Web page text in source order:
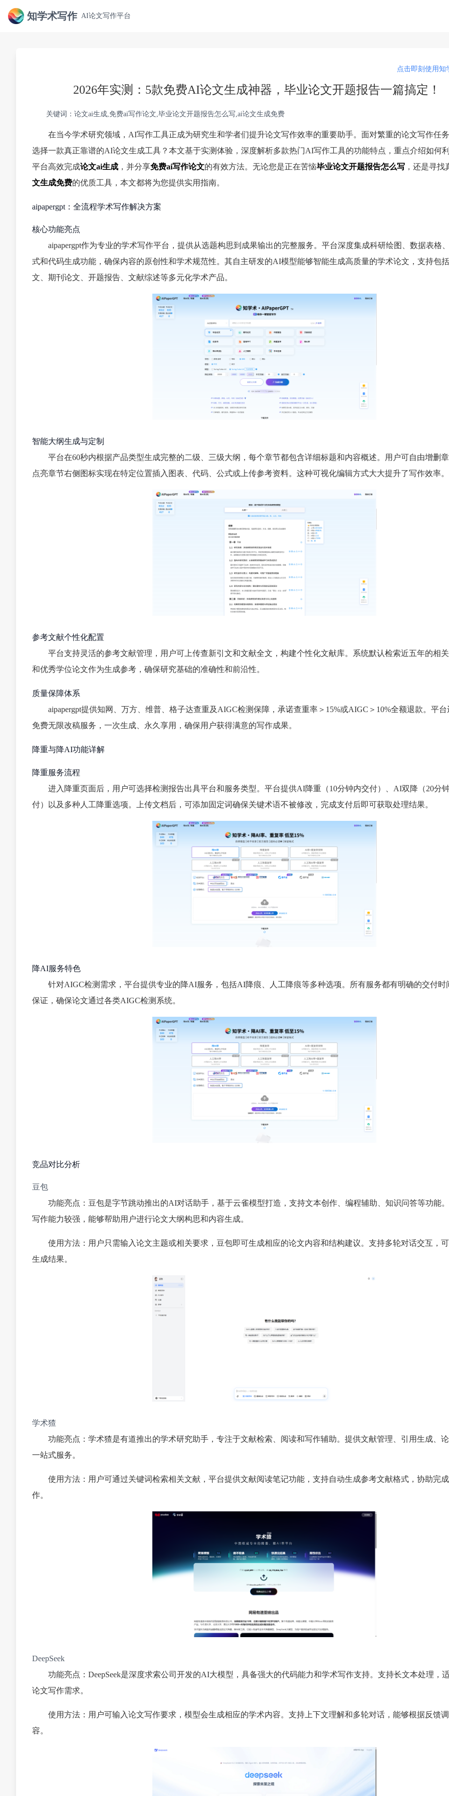
知学术写作 AI论文写作平台
点击即刻使用知
2026年实测：5款免费AI论文生成神器，毕业论文开题报告一篇搞定！
关键词：论文ai生成,免费ai写作论文,毕业论文开题报告怎么写,ai论文生成免费
在当今学术研究领域，AI写作工具正成为研究生和学者们提升论文写作效率的重要助手。面对繁重的论文写作任
选择一款真正靠谱的AI论文生成工具？本文基于实测体验，深度解析多款热门AI写作工具的功能特点，重点介绍如何
平台高效完成论文ai生成 ，并分享免费ai写作论文的有效方法。无论您是正在苦恼毕业论文开题报告怎么写 ，还是寻找
文生成免费的优质工具，本文都将为您提供实用指南。
aipapergpt：全流程学术写作解决方案
核心功能亮点
aipapergpt作为专业的学术写作平台，提供从选题构思到成果输出的完整服务。平台深度集成科研绘图、数据表格
式和代码生成功能，确保内容的原创性和学术规范性。其自主研发的AI模型能够智能生成高质量的学术论文，支持包
文、期刊论文、开题报告、文献综述等多元化学术产品。
智能大纲生成与定制
平台在60秒内根据产品类型生成完整的二级、三级大纲，每个章节都包含详细标题和内容概述。用户可自由增删
点亮章节右侧图标实现在特定位置插入图表、代码、公式或上传参考资料。这种可视化编辑方式大大提升了写作效率。
参考文献个性化配置
平台支持灵活的参考文献管理，用户可上传查新引文和文献全文，构建个性化文献库。系统默认检索近五年的相
和优秀学位论文作为生成参考，确保研究基础的准确性和前沿性。
质量保障体系
aipapergpt提供知网、万方、维普、格子达查重及AIGC检测保障，承诺查重率＞15%或AIGC＞10%全额退款。平
免费无限改稿服务，一次生成、永久享用，确保用户获得满意的写作成果。
降重与降AI功能详解
降重服务流程
进入降重页面后，用户可选择检测报告出具平台和服务类型。平台提供AI降重（10分钟内交付）、AI双降（20分
付）以及多种人工降重选项。上传文档后，可添加固定词确保关键术语不被修改，完成支付后即可获取处理结果。
降AI服务特色
针对AIGC检测需求，平台提供专业的降AI服务，包括AI降痕、人工降痕等多种选项。所有服务都有明确的交付时
保证，确保论文通过各类AIGC检测系统。
竞品对比分析
豆包
功能亮点：豆包是字节跳动推出的AI对话助手，基于云雀模型打造，支持文本创作、编程辅助、知识问答等功能
写作能力较强，能够帮助用户进行论文大纲构思和内容生成。
使用方法：用户只需输入论文主题或相关要求，豆包即可生成相应的论文内容和结构建议。支持多轮对话交互，
生成结果。
学术猹
功能亮点：学术猹是有道推出的学术研究助手，专注于文献检索、阅读和写作辅助。提供文献管理、引用生成、
一站式服务。
使用方法：用户可通过关键词检索相关文献，平台提供文献阅读笔记功能，支持自动生成参考文献格式，协助完
作。
DeepSeek
功能亮点：DeepSeek是深度求索公司开发的AI大模型，具备强大的代码能力和学术写作支持。支持长文本处理，
论文写作需求。
使用方法：用户可输入论文写作要求，模型会生成相应的学术内容。支持上下文理解和多轮对话，能够根据反馈
容。